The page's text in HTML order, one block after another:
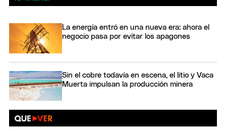
La energía entró en una nueva era: ahora el
negocio pasa por evitar los apagones
Sin el cobre todavía en escena, el litio y Vaca
Muerta impulsan la producción minera